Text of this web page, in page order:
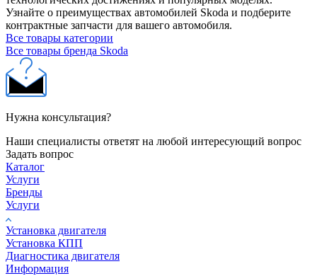
Узнайте о преимуществах автомобилей Skoda и подберите
контрактные запчасти для вашего автомобиля.
Все товары категории
Все товары бренда Skoda
Нужна консультация?
Наши специалисты ответят на любой интересующий вопрос
Задать вопрос
Каталог
Услуги
Бренды
Услуги
Установка двигателя
Установка КПП
Диагностика двигателя
Информация